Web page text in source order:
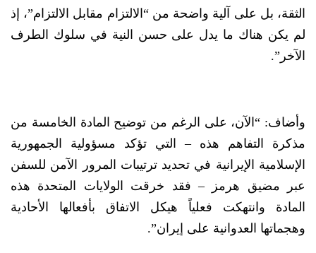
الثقة، بل على آلية واضحة من “الالتزام مقابل الالتزام”، إذ
لم يكن هناك ما يدل على حسن النية في سلوك الطرف
الآخر”.
وأضاف: “الآن، على الرغم من توضيح المادة الخامسة من
مذكرة التفاهم هذه – التي تؤكد مسؤولية الجمهورية
الإسلامية الإيرانية في تحديد ترتيبات المرور الآمن للسفن
عبر مضيق هرمز – فقد خرقت الولايات المتحدة هذه
المادة وانتهكت فعلياً هيكل الاتفاق بأفعالها الأحادية
وهجماتها العدوانية على إيران”.